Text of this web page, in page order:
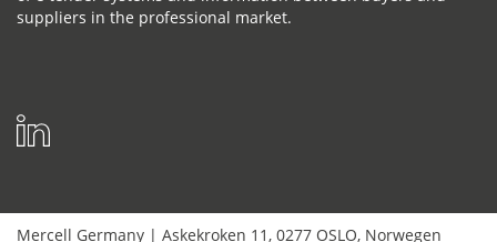
suppliers in the professional market.
Mercell Germany | Askekroken 11, 0277 OSLO, Norwegen